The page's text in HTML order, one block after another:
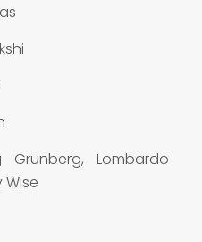
Grunberg, Lombardo
Wise